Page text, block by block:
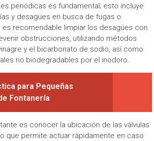
periódicas es fundamental; esto incluye
y desagües en busca de fugas o
es recomendable limpiar los desagües con
obstrucciones, utilizando métodos
y el bicarbonato de sodio, así como
no biodegradables por el inodoro.
para Pequeñas
Fontanería
es conocer la ubicación de las válvulas
que permite actuar rápidamente en caso